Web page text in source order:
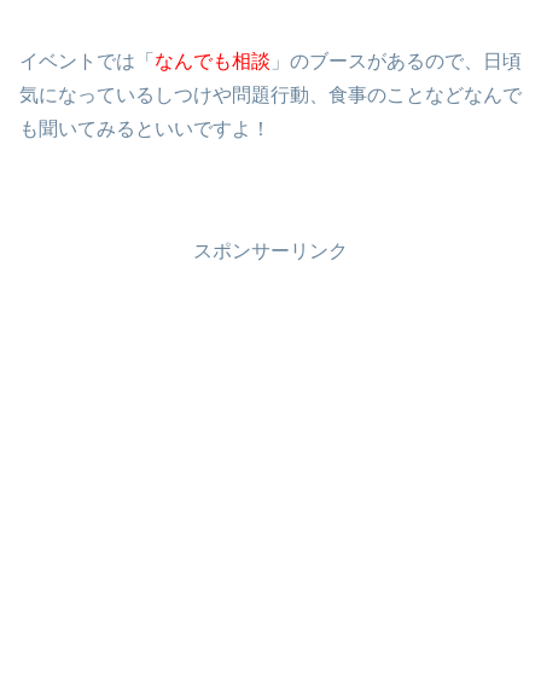
イベントでは「 なんでも相談 」のブースがあるので、日頃
気になっているしつけや問題行動、食事のことなどなんで
も聞いてみるといいですよ！
スポンサーリンク